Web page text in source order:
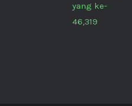
yang ke-
46,319